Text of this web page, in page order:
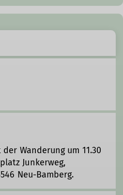
Wanderung um 11.30
Junkerweg,
Neu-Bamberg.